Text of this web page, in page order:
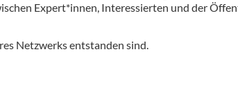
Expert*innen, Interessierten und der
Netzwerks entstanden sind.